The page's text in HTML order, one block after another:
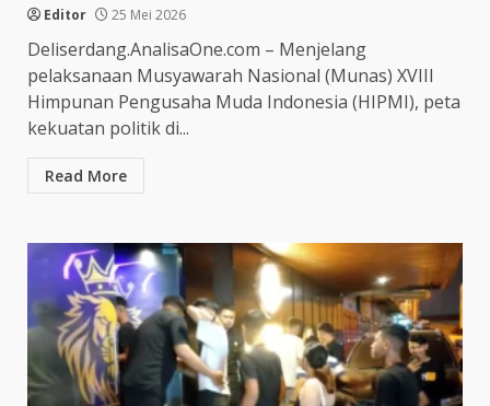
Editor 25 Mei 2026
Deliserdang.AnalisaOne.com – Menjelang
pelaksanaan Musyawarah Nasional (Munas) XVIII
Himpunan Pengusaha Muda Indonesia (HIPMI), peta
kekuatan politik di...
Read More